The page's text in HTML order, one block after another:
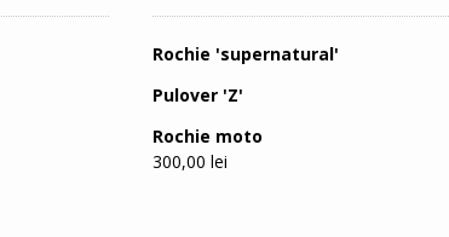
Rochie 'supernatural'
Pulover 'Z'
Rochie moto
300,00 lei